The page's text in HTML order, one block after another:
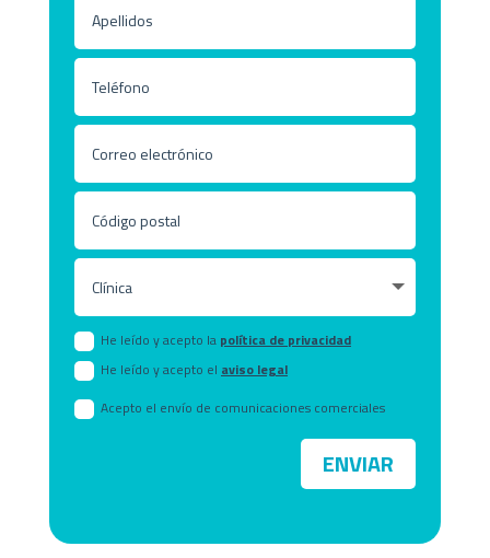
He leído y acepto la política de privacidad
He leído y acepto el aviso legal
Acepto el envío de comunicaciones comerciales
ENVIAR